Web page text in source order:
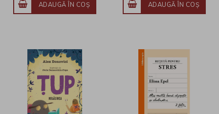
ADAUGĂ ÎN COŞ ADAUGĂ ÎN COŞ